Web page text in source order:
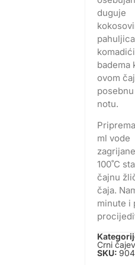
duguje
badema
ovom
notu.
ml vode
100˚C
čajnu
čaja.
minute i
Crni
SKU: